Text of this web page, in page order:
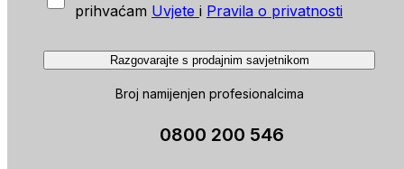
prihvaćam Uvjete i Pravila o privatnosti
Razgovarajte s prodajnim savjetnikom
Broj namijenjen profesionalcima
0800 200 546